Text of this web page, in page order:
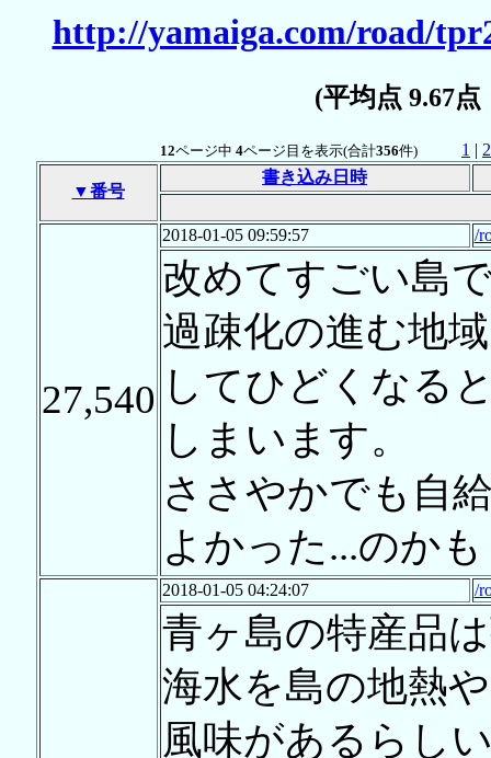
http://yamaiga.com/road/
(平均点 9.67
12ページ中 4ページ目を表示(合計356件) 1 | 2
▼番号
書き込み日時
27,540
2018-01-05 09:59:57 /
改めてすごい島
過疎化の進む地
してひどくなる
しまいます。
ささやかでも自
よかった...のか
2018-01-05 04:24:07 /
青ヶ島の特産品
海水を島の地熱
風味があるらし